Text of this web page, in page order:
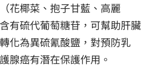
花椰菜、抱子甘藍、高麗
有硫代葡萄糖苷，可幫助肝臟
化為異硫氰酸鹽，對預防乳
腺癌有潛在保護作用。